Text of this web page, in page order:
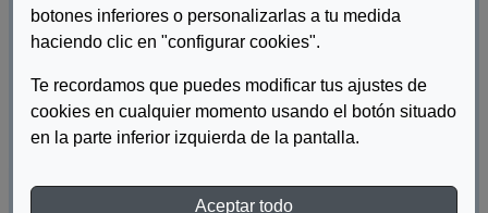
botones inferiores o personalizarlas a tu medida
haciendo clic en "configurar cookies".
Te recordamos que puedes modificar tus ajustes de
cookies en cualquier momento usando el botón situado
en la parte inferior izquierda de la pantalla.
Aceptar todo
Autor/es: Fundación ONCE
Materia:Discapacidad